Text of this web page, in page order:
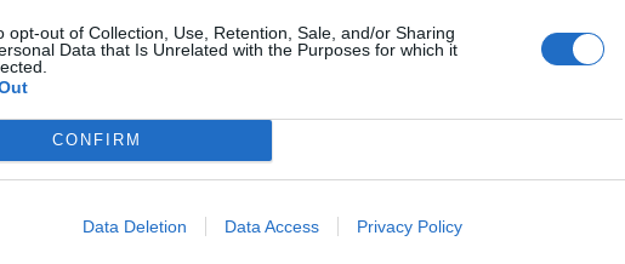
opt-out of Collection, Use, Retention, Sale, and/or Sharing
Data that Is Unrelated with the Purposes for which it
CONFIRM
Data Deletion Data Access Privacy Policy
δημοσιοποίηση των προσωπικών
διαδικτυακού εκφοβισμού.
περιστατικά παιδιών που υπέστησαν
τους για το πόσο σημαντικό – σωτήριο είναι το να